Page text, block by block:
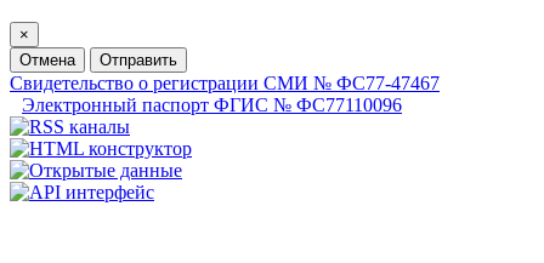
×
Отмена
Отправить
Свидетельство о регистрации СМИ № ФС77-47467
Электронный паспорт ФГИС № ФС77110096